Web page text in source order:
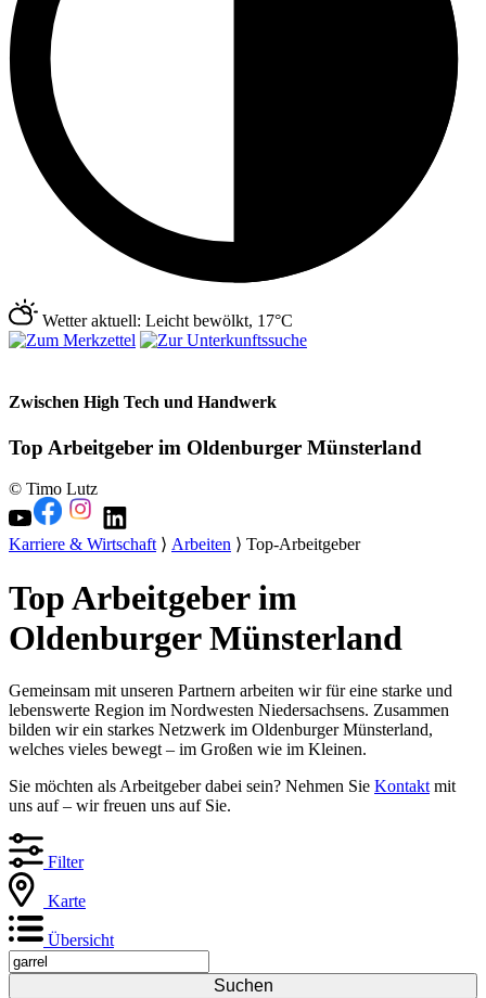
Wetter aktuell: Leicht bewölkt, 17°C
Zwischen High Tech und Handwerk
Top Arbeitgeber im Oldenburger Münsterland
© Timo Lutz
Karriere & Wirtschaft⟩ Arbeiten ⟩ Top-Arbeitgeber
Top Arbeitgeber im
Oldenburger Münsterland
Gemeinsam mit unseren Partnern arbeiten wir für eine starke und
lebenswerte Region im Nordwesten Niedersachsens. Zusammen
bilden wir ein starkes Netzwerk im Oldenburger Münsterland,
welches vieles bewegt – im Großen wie im Kleinen.
Sie möchten als Arbeitgeber dabei sein? Nehmen Sie Kontakt mit
uns auf – wir freuen uns auf Sie.
Filter
Karte
Übersicht